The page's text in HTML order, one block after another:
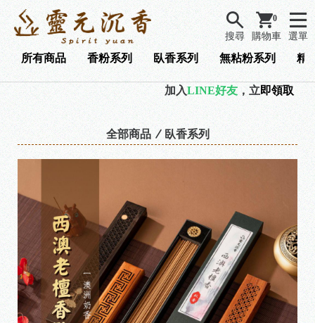
0
購物車
搜尋 選單
所有商品 香粉系列 臥香系列 無粘粉系列 精
加入LINE好友，立即領取『 9
全部商品 臥香系列